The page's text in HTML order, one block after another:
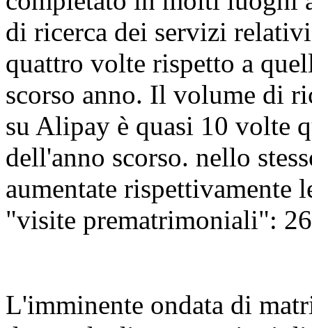
di ricerca dei servizi
quattro volte rispetto a
scorso anno. Il volume di
su Alipay è quasi 10 volte
dell'anno scorso. nello
aumentate rispettivamente
"visite prematrimoniali":
L'imminente ondata di